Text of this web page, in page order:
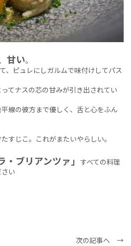
甘い。
、ピュレにしガルムで味付けしてパス
てナスの芯の甘みが引き出されてい
線の彼方まで優しく、舌と心をふん
すじこ。これがまたいやらしい。
・ブリアンツァ」 すべての料理
い
次の記事へ →